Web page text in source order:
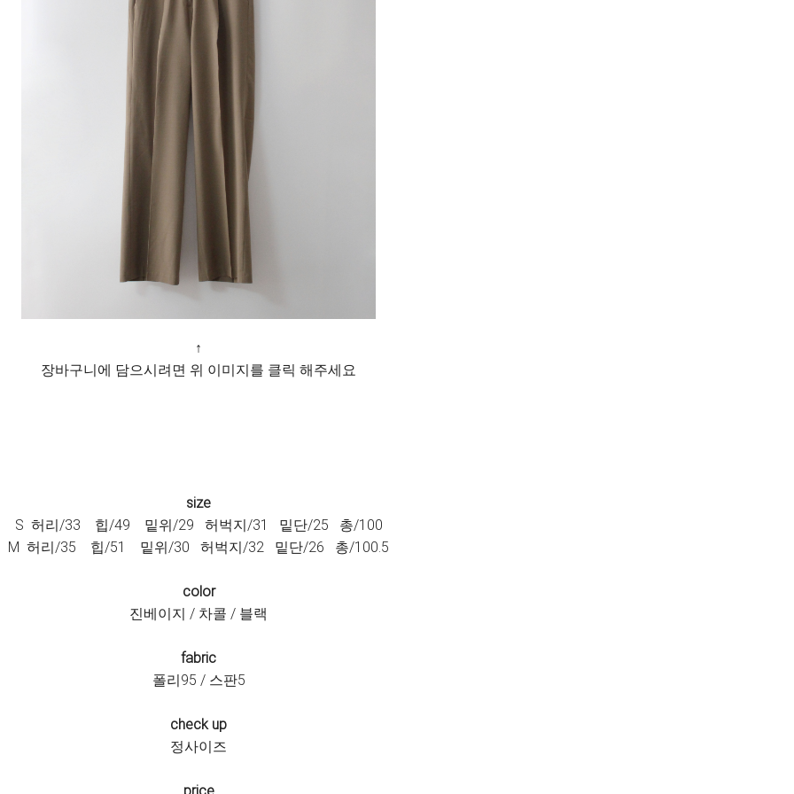
↑
장바구니에 담으시려면 위 이미지를 클릭 해주세요
size
S 허리/33 힙/49 밑위/29 허벅지/31 밑단/25 총/100
M 허리/35 힙/51 밑위/30 허벅지/32 밑단/26 총/100.5
color
진베이지 / 차콜 / 블랙
fabric
폴리95 / 스판5
check up
정사이즈